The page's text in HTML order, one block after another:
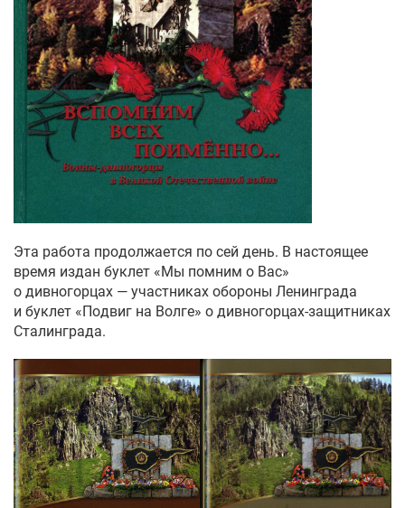
Эта работа продолжается по сей день. В настоящее
время издан буклет «Мы помним о Вас»
о дивногорцах — участниках обороны Ленинграда
и буклет «Подвиг на Волге» о дивногорцах-защитниках
Сталинграда.